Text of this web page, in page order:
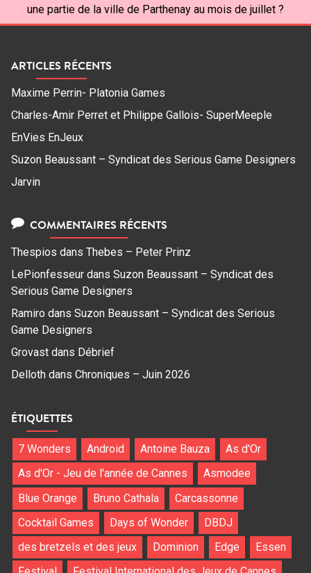
une partie de la ville de Parthenay au mois de juillet ?
ARTICLES RÉCENTS
Maxime Perrin- Platonia Games
Charles-Amir Perret et Philippe Gallois- SuperMeeple
EnVies EnJeux
Suzon Beaussant – Syndicat des Serious Game Designers
Jarvin
COMMENTAIRES RÉCENTS
Thespios dans Thebes – Peter Prinz
LePionfesseur dans Suzon Beaussant – Syndicat des
Serious Game Designers
Ramiro dans Suzon Beaussant – Syndicat des Serious
Game Designers
Grovast dans Débrief
Delloth dans Chroniques – Juin 2026
ÉTIQUETTES
7 Wonders Android Antoine Bauza
As d'Or
As d'Or - Jeu de l'année de Cannes
Asmodee
Blue Orange
Bruno Cathala
Carcassonne
Cocktail Games
Days of Wonder
DBDJ
des bretzels et des jeux
Dominion Edge
Essen